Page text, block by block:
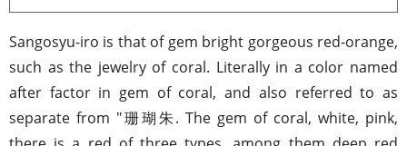
Sangosyu-iro is that of gem bright gorgeous red-orange,
such as the jewelry of coral. Literally in a color named
after factor in gem of coral, and also referred to as
separate from "珊瑚朱. The gem of coral, white, pink,